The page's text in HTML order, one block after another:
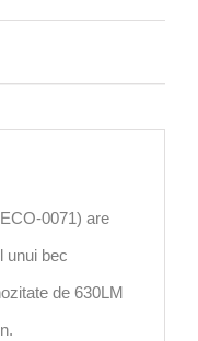
0071) are
unui bec
de 630LM